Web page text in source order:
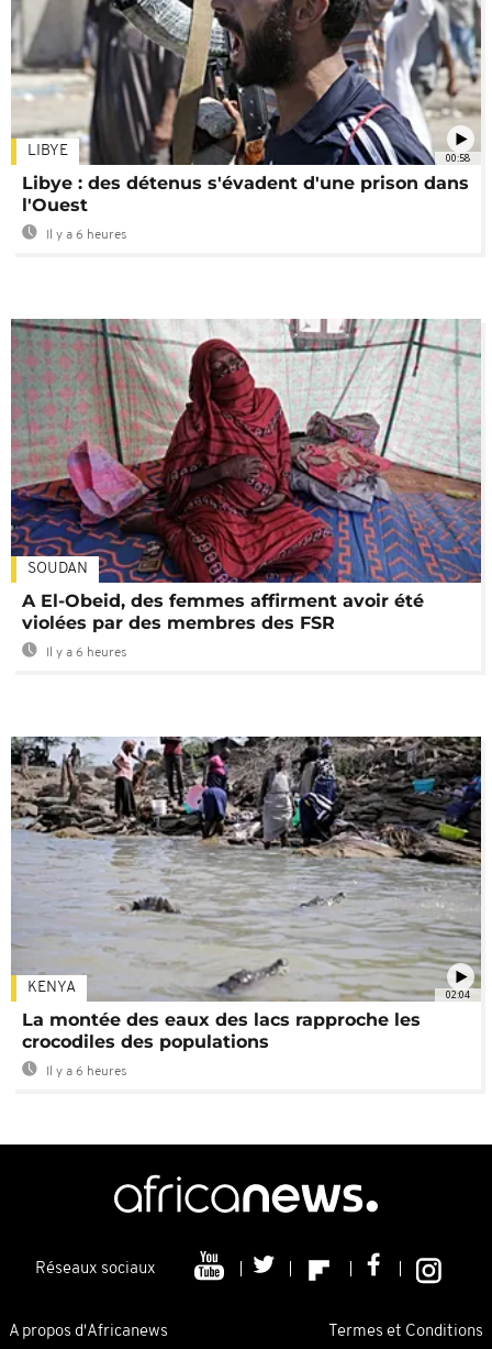
00:58
LIBYE
Libye : des détenus s'évadent d'une prison dans
l'Ouest
Il y a 6 heures
SOUDAN
A El-Obeid, des femmes affirment avoir été
violées par des membres des FSR
Il y a 6 heures
02:04
KENYA
La montée des eaux des lacs rapproche les
crocodiles des populations
Il y a 6 heures
Réseaux sociaux
A propos d'Africanews Termes et Conditions